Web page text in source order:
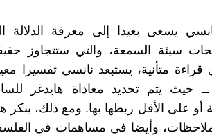
يسعى بعيدا إلى معرفة الدلالة
سيئة السمعة، والتي ستتجاوز
قراءة متأنية، يستبعد نانسي تفسيرا
ــ حيث يتم تحديد معاداة هايدغر
أو على الأقل ربطها بها. ومع ذلك،
وأيضا في مساهمات في